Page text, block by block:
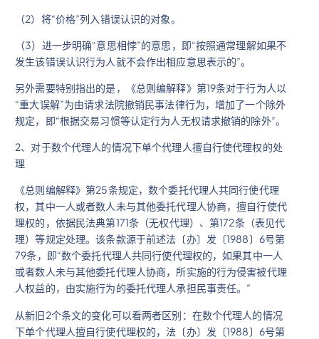
（2）将“价格”列入错误认识的对象。
（3）进一步明确“意思相悖”的意思，即“按照通常理解如果不
发生该错误认识行为人就不会作出相应意思表示的”。
另外需要特别指出的是，《总则编解释》第19条对于行为人以
“重大误解”为由请求法院撤销民事法律行为，增加了一个除外
规定，即“根据交易习惯等认定行为人无权请求撤销的除外”。
2、对于数个代理人的情况下单个代理人擅自行使代理权的处
理
《总则编解释》第25条规定，数个委托代理人共同行使代理
权，其中一人或者数人未与其他委托代理人协商，擅自行使代
理权的，依据民法典第171条（无权代理）、第172条（表见代
理）等规定处理。该条款源于前述法〔办〕发〔1988〕6号第
79条，即“数个委托代理人共同行使代理权的，如果其中一人
或者数人未与其他委托代理人协商，所实施的行为侵害被代理
人权益的，由实施行为的委托代理人承担民事责任。”
从新旧2个条文的变化可以看两者区别：在数个代理人的情况
下单个代理人擅自行使代理权的，法〔办〕发〔1988〕6号第